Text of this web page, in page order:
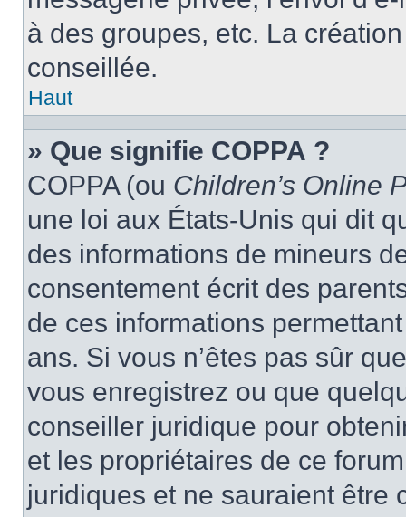
à des groupes, etc. La
conseillée.
Haut
» Que signifie COPPA ?
COPPA (ou Children’s Online
une loi aux États-Unis qui dit
des informations de mineurs
consentement écrit des
de ces informations
ans. Si vous n’êtes pas sûr
vous enregistrez ou que
conseiller juridique pour
et les propriétaires de ce
juridiques et ne sauraient être